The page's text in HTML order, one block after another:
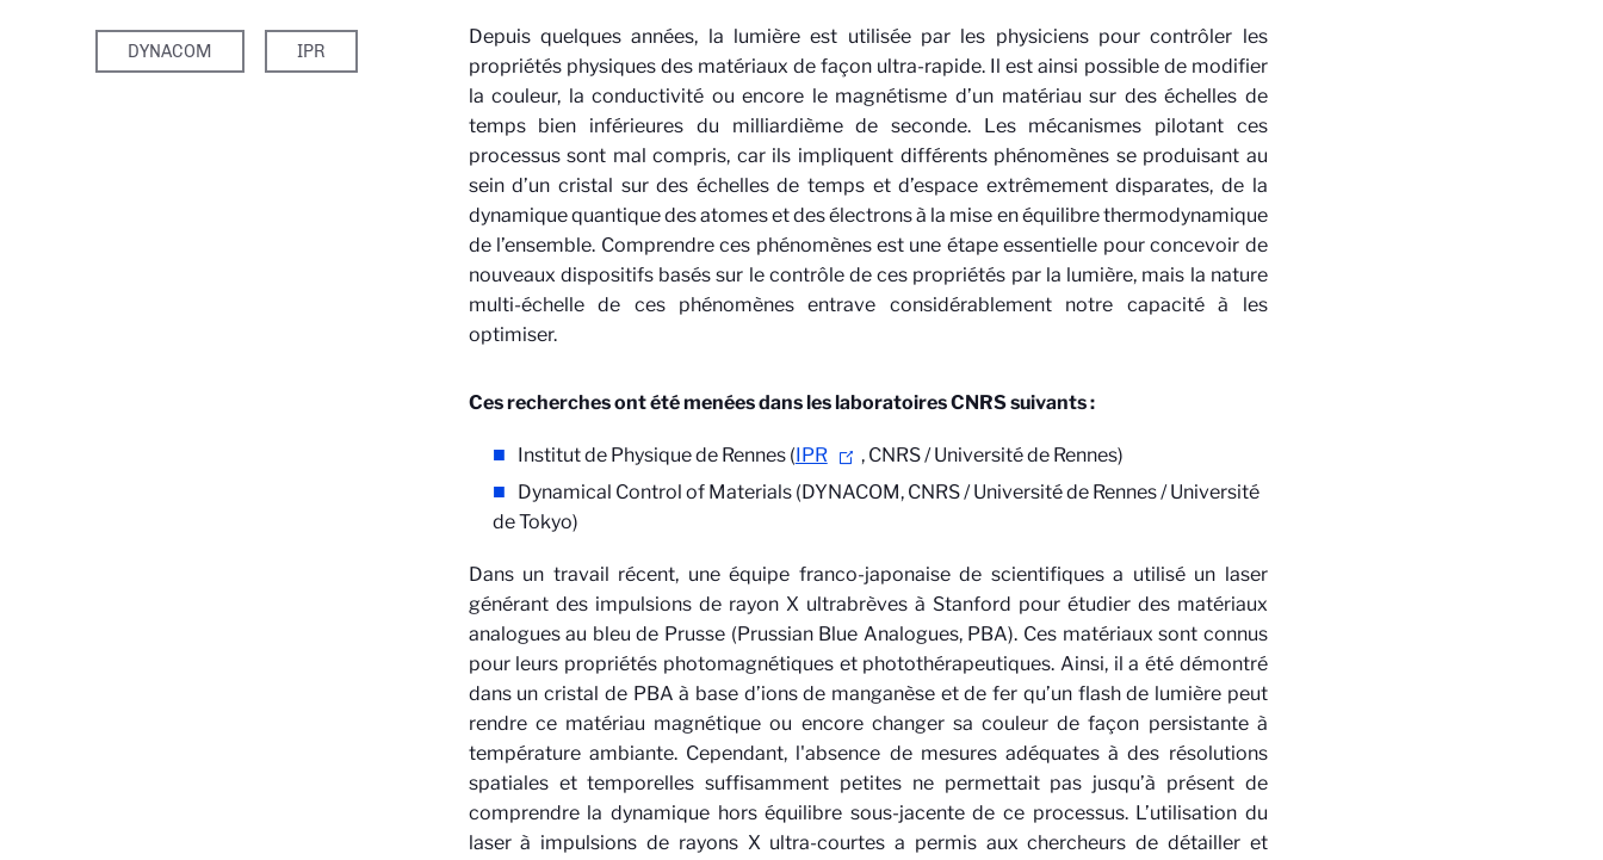
DYNACOM IPR
Depuis quelques années, la lumière est utilisée par les physiciens pour contrôler les
propriétés physiques des matériaux de façon ultra-rapide. Il est ainsi possible de modifier
la couleur, la conductivité ou encore le magnétisme d’un matériau sur des échelles de
temps bien inférieures du milliardième de seconde. Les mécanismes pilotant ces
processus sont mal compris, car ils impliquent différents phénomènes se produisant au
sein d’un cristal sur des échelles de temps et d’espace extrêmement disparates, de la
dynamique quantique des atomes et des électrons à la mise en équilibre thermodynamique
de l’ensemble. Comprendre ces phénomènes est une étape essentielle pour concevoir de
nouveaux dispositifs basés sur le contrôle de ces propriétés par la lumière, mais la nature
multi-échelle de ces phénomènes entrave considérablement notre capacité à les
optimiser.
Ces recherches ont été menées dansles laboratoires CNRS suivants:
Institut de Physique de Rennes (IPR
, CNRS / Université de Rennes)
Dynamical Control of Materials (DYNACOM, CNRS / Université de Rennes / Université
de Tokyo)
Dans un travail récent, une équipe franco-japonaise de scientifiques a utilisé un laser
générant des impulsions de rayon X ultrabrèves à Stanford pour étudier des matériaux
analogues au bleu de Prusse (Prussian Blue Analogues, PBA). Ces matériaux sont connus
pour leurs propriétés photomagnétiques et photothérapeutiques. Ainsi, il a été démontré
dans un cristal de PBA à base d’ions de manganèse et de fer qu’un flash de lumière peut
rendre ce matériau magnétique ou encore changer sa couleur de façon persistante à
température ambiante. Cependant, l'absence de mesures adéquates à des résolutions
spatiales et temporelles suffisamment petites ne permettait pas jusqu’à présent de
comprendre la dynamique hors équilibre sous-jacente de ce processus. L’utilisation du
laser à impulsions de rayons X ultra-courtes a permis aux chercheurs de détailler et